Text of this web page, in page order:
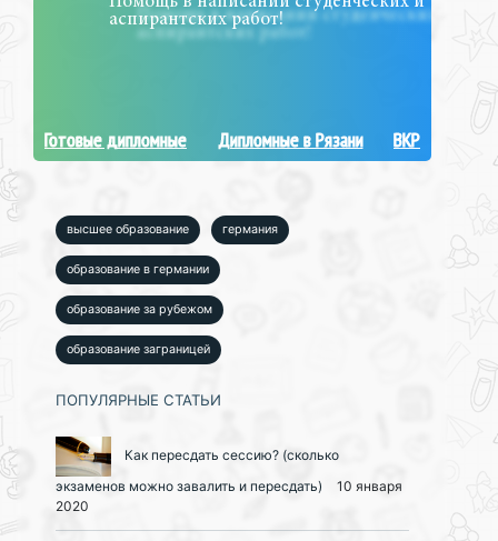
аспирантских работ!
Готовые дипломные Дипломные в Рязани ВКР
высшее образование германия
образование в германии
образование за рубежом
образование заграницей
ПОПУЛЯРНЫЕ СТАТЬИ
Как пересдать сессию? (сколько
экзаменов можно завалить и пересдать)
10 января
2020